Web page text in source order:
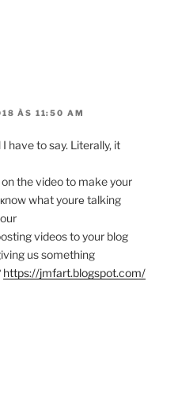
ÀS 11:50 AM
have to say. Literally, it
the video to make your
what yourе talking
videos to your blog
us something
https://jmfart.blogspot.com/